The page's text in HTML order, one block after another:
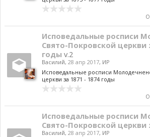
Исповедальные росписи
Свято-Покровской церкви
годы v.2
Василий, 28 апр 2017, ИР
Исповедальные росписи
церкви за 1871 - 1874 годы
Исповедальные росписи
Свято-Покровской церкви
Василий, 28 апр 2017, ИР